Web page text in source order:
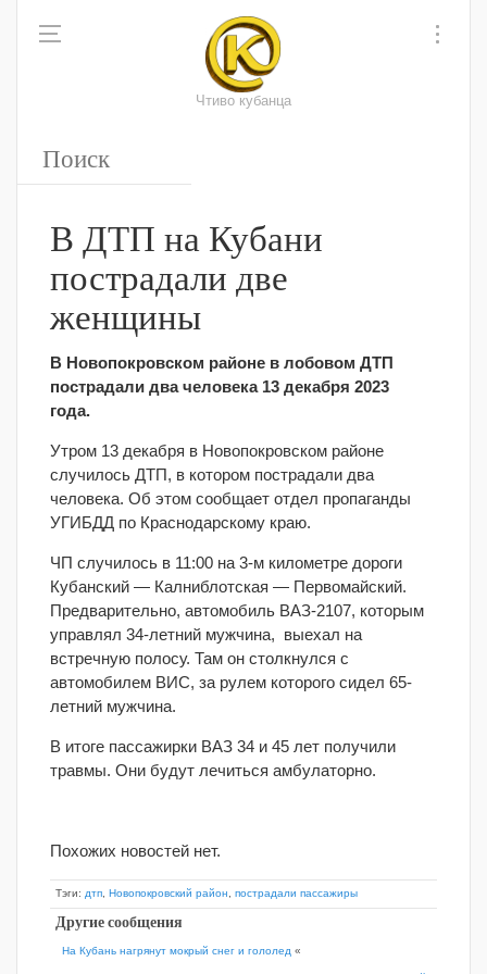
Чтиво кубанца
В ДТП на Кубани
пострадали две
женщины
В Новопокровском районе в лобовом ДТП
пострадали два человека 13 декабря 2023
года.
Утром 13 декабря в Новопокровском районе
случилось ДТП, в котором пострадали два
человека. Об этом сообщает отдел пропаганды
УГИБДД по Краснодарскому краю.
ЧП случилось в 11:00 на 3-м километре дороги
Кубанский — Калниблотская — Первомайский.
Предварительно, автомобиль ВАЗ-2107, которым
управлял 34-летний мужчина, выехал на
встречную полосу. Там он столкнулся с
автомобилем ВИС, за рулем которого сидел 65-
летний мужчина.
В итоге пассажирки ВАЗ 34 и 45 лет получили
травмы. Они будут лечиться амбулаторно.
Похожих новостей нет.
Тэги: дтп Новопокровский район пострадали пассажиры
Другие сообщения
На Кубань нагрянут мокрый снег и гололед «